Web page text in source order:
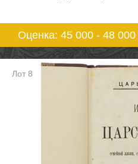
Оценка: 45 000 - 48 000
Лот 8